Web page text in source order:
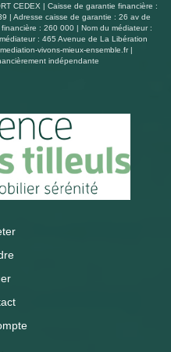
CEDEX | Caisse de garantie financière :
| Adresse caisse de garantie : 26 av de
: 260 000 | Nom du médiateur :
: 465 Avenue de La Libération
vivons-mieux-ensemble.fr|
indépendante